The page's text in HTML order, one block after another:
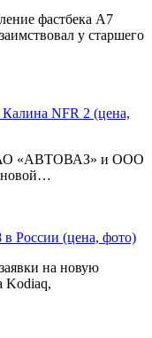
фастбека A7
у старшего
NFR 2 (цена,
ОАО «АВТОВАЗ» и ООО
новой…
России (цена, фото)
на новую
Kodiaq,